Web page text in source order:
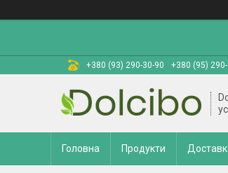
+380 (93) 290-30-90 +380 (95)
Головна Продукти